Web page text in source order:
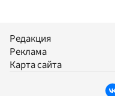
Редакция
Реклама
Карта сайта